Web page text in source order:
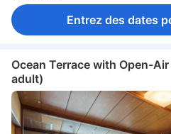
Entrez des dates
Ocean Terrace with Open-
adult)